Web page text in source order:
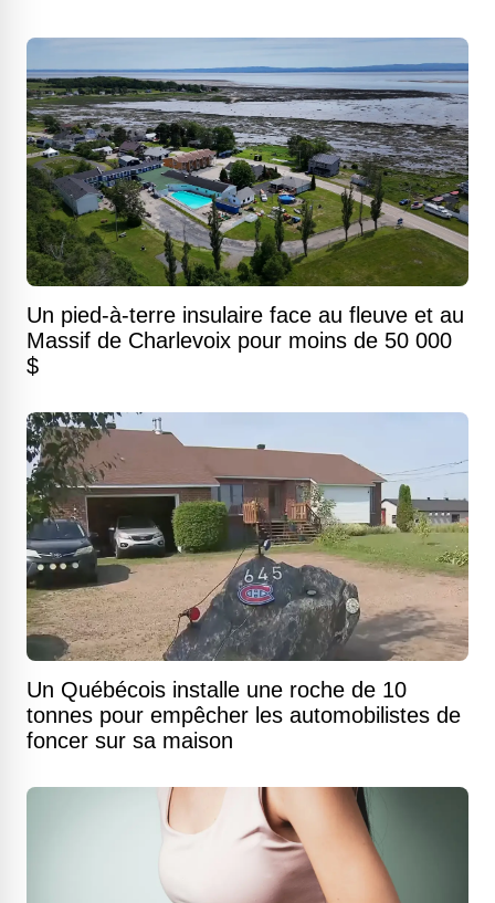
Un pied-à-terre insulaire face au fleuve et au
Massif de Charlevoix pour moins de 50 000
$
Un Québécois installe une roche de 10
tonnes pour empêcher les automobilistes de
foncer sur sa maison